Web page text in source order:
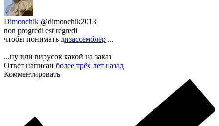
Dimonchik @dimonchik2013
non progredi est regredi
чтобы понимать дизассемблер ...
...ну или вирусок какой на заказ
Ответ написан более трёх лет назад
Комментировать